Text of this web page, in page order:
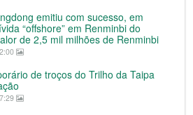
emitiu com sucesso, em
“offshore” em Renminbi do
de 2,5 mil milhões de Renminbi
de troços do Trilho da Taipa